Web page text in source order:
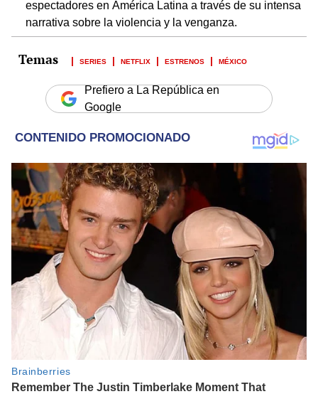
espectadores en América Latina a través de su intensa
narrativa sobre la violencia y la venganza.
SERIES NETFLIX ESTRENOS MÉXICO
Prefiero a La República en
Google